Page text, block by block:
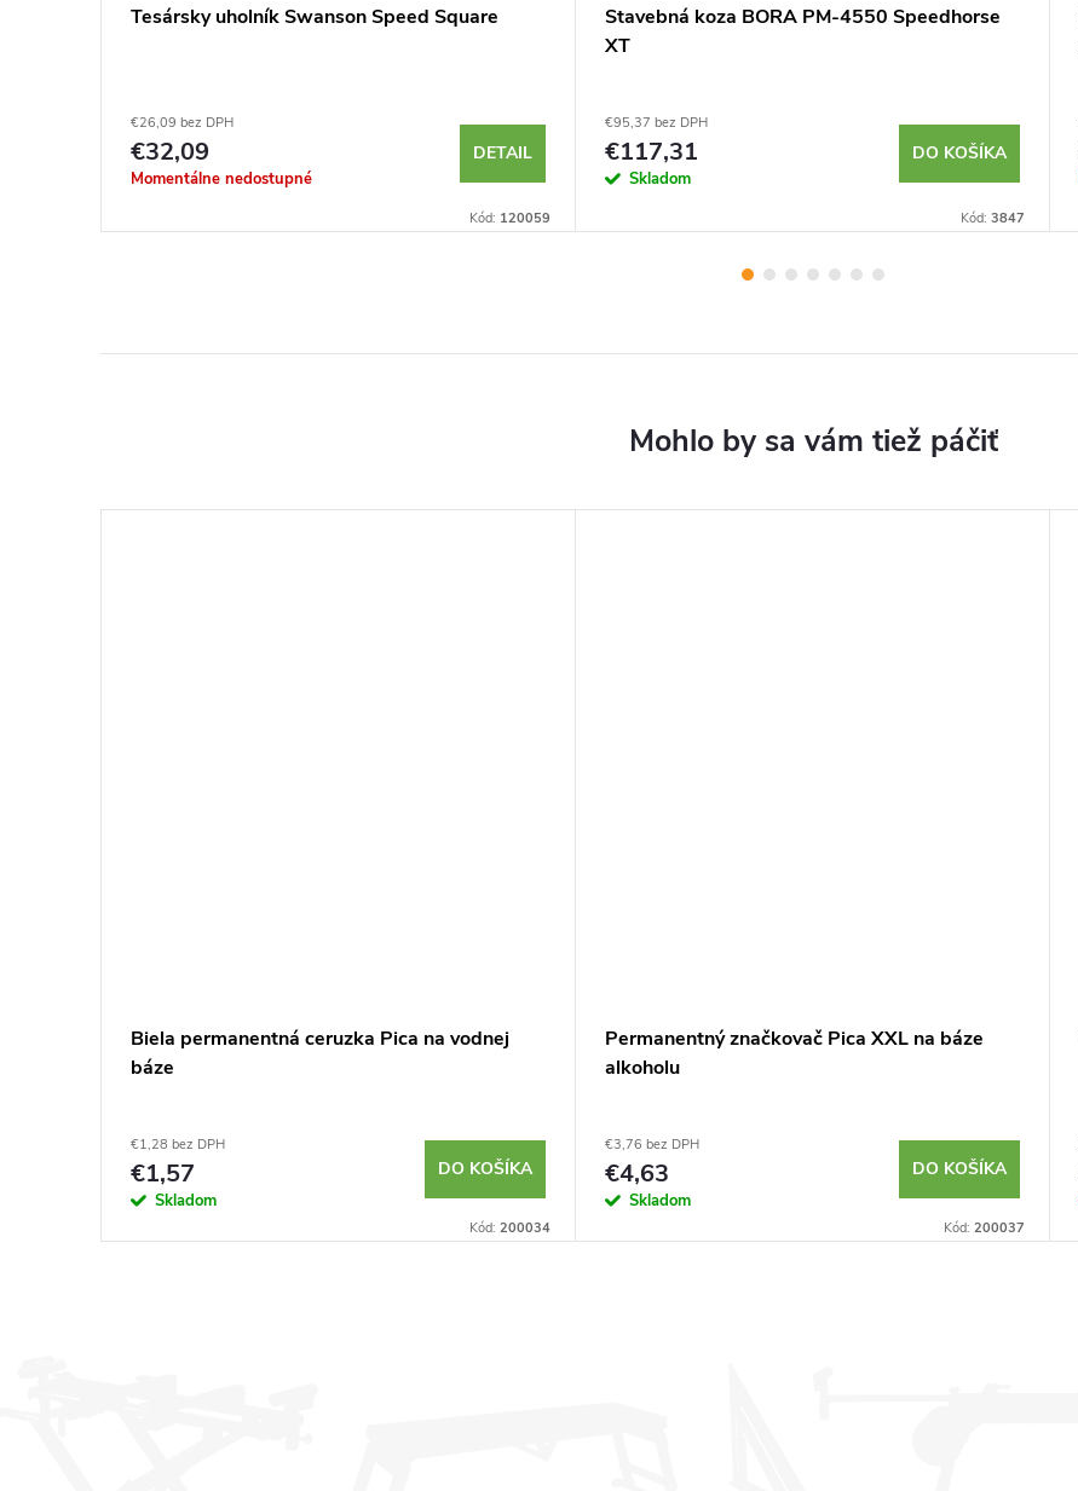
Tesársky uholník Swanson Speed Square
€26,09 bez DPH
€32,09
Momentálne nedostupné
DETAIL
Kód: 120059
Stavebná koza BORA PM-4550 Speedhorse
XT
€95,37 bez DPH
€117,31
Skladom
DO KOŠÍKA
Kód: 3847
Biela permanentná ceruzka Pica na vodnej
báze
€1,28 bez DPH
€1,57
Skladom
DO KOŠÍKA
Kód: 200034
Permanentný značkovač Pica XXL na báze
alkoholu
€3,76 bez DPH
€4,63
Skladom
DO KOŠÍKA
Kód: 200037